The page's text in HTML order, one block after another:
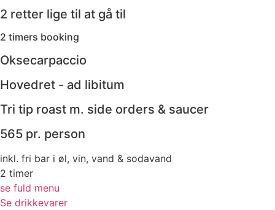
2 retter lige til at gå til
2 timers booking
Oksecarpaccio
Hovedret - ad libitum
Tri tip roast m. side orders & saucer
565 pr. person
inkl. fri bar i øl, vin, vand & sodavand
2 timer
se fuld menu
Se drikkevarer